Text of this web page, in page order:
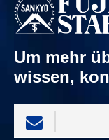
Um mehr
wissen,